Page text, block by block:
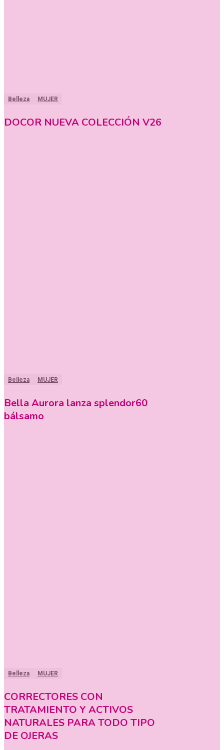
Belleza MUJER
DOCOR NUEVA COLECCIÓN V26
Belleza MUJER
Bella Aurora lanza splendor60
bálsamo
Belleza MUJER
CORRECTORES CON
TRATAMIENTO Y ACTIVOS
NATURALES PARA TODO TIPO
DE OJERAS